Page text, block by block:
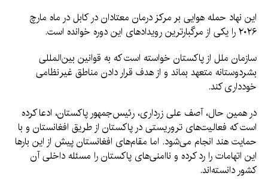
این نهاد حمله هوایی بر مرکز درمان معتادان در کابل در ماه مارچ
۲۰۲۶ را یکی از مرگبارترین رویدادهای این دوره خوانده است.
سازمان ملل از پاکستان خواسته است که به قوانین بین‌المللی
بشردوستانه متعهد بماند و از هدف قرار دادن مناطق غیرنظامی
خودداری کند.
در همین حال، آصف علی زرداری، رئیس‌جمهور پاکستان، ادعا کرده
است که فعالیت‌های تروریستی در پاکستان از طریق افغانستان و با
حمایت هند انجام می‌شود. اما مقام‌های افغانستان پیش از این بارها
این اتهامات را رد کرده و ناامنی‌های پاکستان را مسئله داخلی آن
کشور دانسته‌اند.